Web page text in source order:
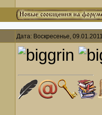
Дата: Воскресенье,